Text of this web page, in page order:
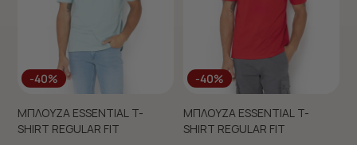
-40%
ΜΠΛΟΥΖΑ ESSENTIAL T-
SHIRT REGULAR FIT
-40%
ΜΠΛΟΥΖΑ ESSENTIAL T-
SHIRT REGULAR FIT